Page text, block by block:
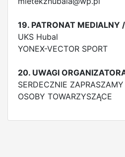
19. PATRONAT MEDIALNY
UKS Hubal
YONEX-VECTOR SPORT
20. UWAGI
SERDECZNIE
OSOBY TOWARZYSZĄCE